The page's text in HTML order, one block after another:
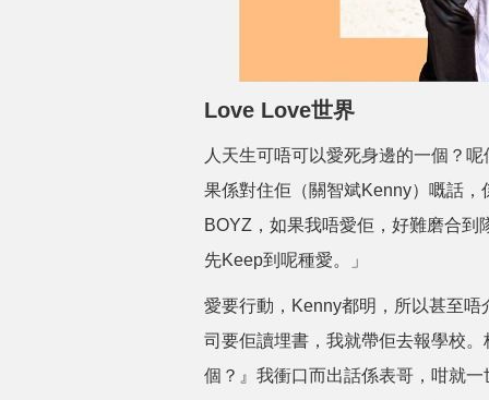
Love Love世界
人天生可唔可以愛死身邊的一個？
果係對住佢（關智斌Kenny）嘅話
BOYZ，如果我唔愛佢，好難磨合
先Keep到呢種愛。」
愛要行動，Kenny都明，所以甚至
司要佢讀埋書，我就帶佢去報學校
個？』我衝口而出話係表哥，咁就